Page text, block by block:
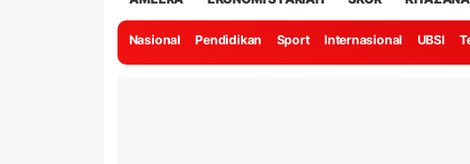
Nasional Pendidikan Sport Internasional UBSI